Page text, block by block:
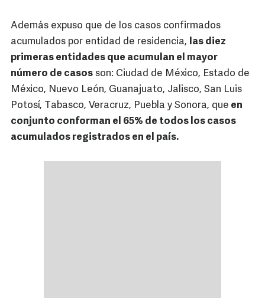
Además expuso que de los casos confirmados
acumulados por entidad de residencia, las diez
primeras entidades que acumulan el mayor
número de casos son: Ciudad de México, Estado de
México, Nuevo León, Guanajuato, Jalisco, San Luis
Potosí, Tabasco, Veracruz, Puebla y Sonora, que en
conjunto conforman el 65% de todos los casos
acumulados registrados en el país.